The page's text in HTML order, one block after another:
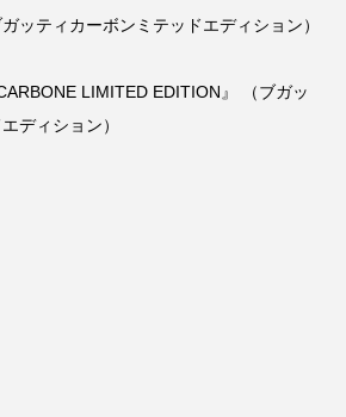
ッティカーボンミテッドエディション）
LIMITED EDITION』 （ブガッ
ディション）